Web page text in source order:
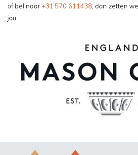
of bel naar +31 570 611438 , dan zetten
jou.